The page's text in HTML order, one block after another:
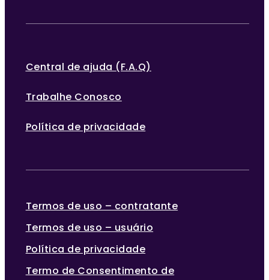
Central de ajuda (F.A.Q)
Trabalhe Conosco
Política de privacidade
Termos de uso – contratante
Termos de uso – usuário
Política de privacidade
Termo de Consentimento de